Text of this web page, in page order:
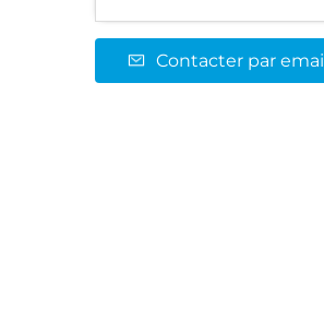
Contacter par email